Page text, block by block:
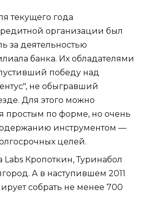
текущего года
организации был
за деятельностью
банка. Их обладателями
победу над
не обыгравший
Для этого можно
простым по форме, но очень
инструментом —
целей.
Кропоткин, Туринабол
А в наступившем 2011
собрать не менее 700